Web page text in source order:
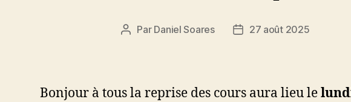
Auteur
Par Daniel Soares
Date27 août 2025
Bonjour à tous la reprise des cours aura lieu le